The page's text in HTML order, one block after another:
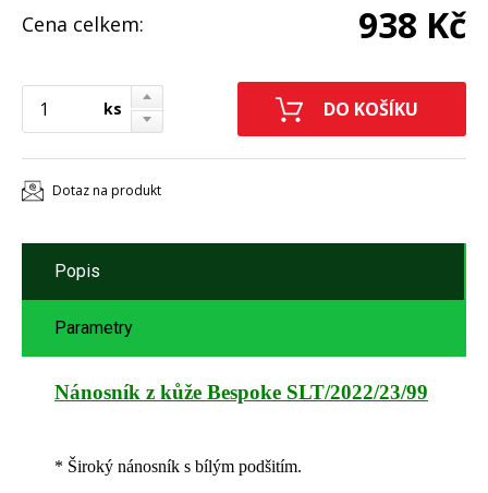
Cena celkem: 938 Kč
ks
Dotaz na produkt
Popis
Parametry
Nánosník z kůže Bespoke SLT/2022/23/99
* Široký nánosník s bílým podšitím.